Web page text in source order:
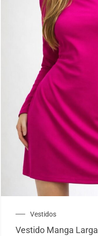
Vestidos
Vestido Manga Larga